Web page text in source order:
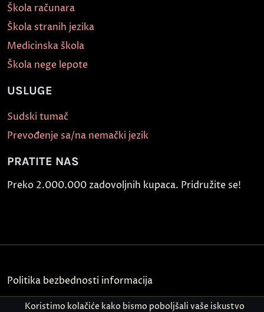
Škola računara
Škola stranih jezika
Medicinska škola
Škola nege lepote
USLUGE
Sudski tumač
Prevođenje sa/na nemački jezik
PRATITE NAS
Preko 2.000.000 zadovoljnih kupaca. Pridružite se!
Politika bezbednosti informacija
Kontakt
Koristimo kolačiće kako bismo poboljšali vaše iskustvo